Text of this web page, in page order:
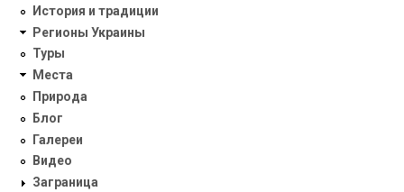
История и традиции
Регионы Украины
Туры
Места
Природа
Блог
Галереи
Видео
Заграница